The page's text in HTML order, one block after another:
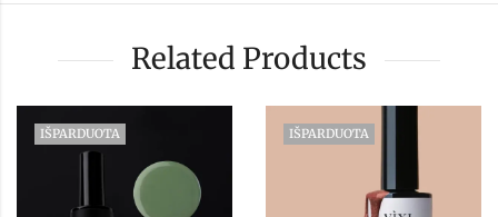
Related Products
IŠPARDUOTA IŠPARDUOTA